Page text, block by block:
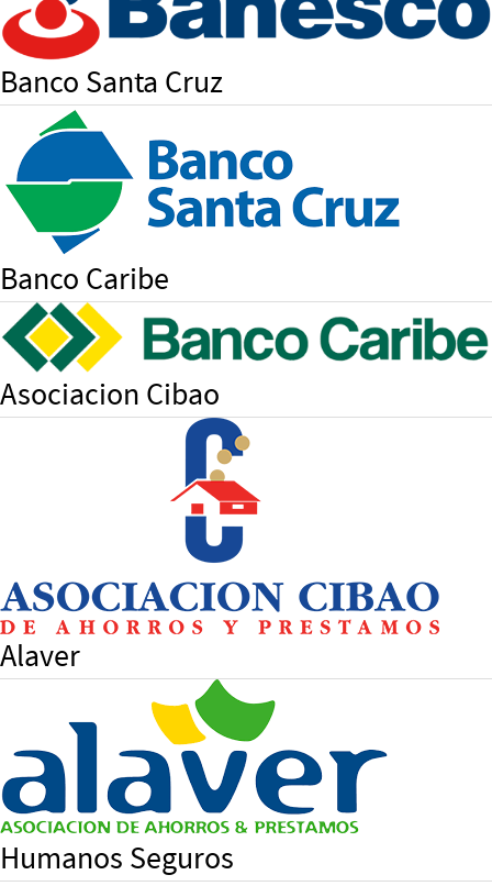
Banco Santa Cruz
Banco Caribe
Asociacion Cibao
Alaver
Humanos Seguros